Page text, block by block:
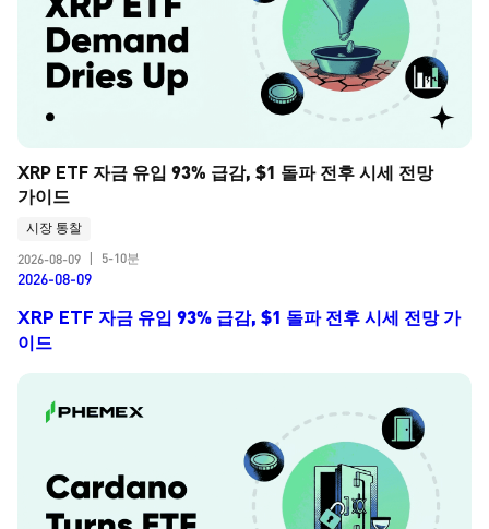
XRP ETF 자금 유입 93% 급감, $1 돌파 전후 시세 전망
가이드
시장 통찰
2026-08-09
5-10분
2026-08-09
XRP ETF 자금 유입 93% 급감, $1 돌파 전후 시세 전망 가
이드